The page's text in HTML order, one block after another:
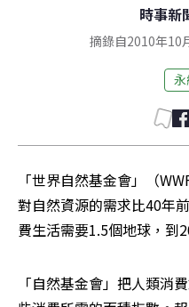
時事新
摘錄自2010年10
「世界自然基金會」（
對自然資源的需求比40年
費生活需要1.5個地球，到
「自然基金會」把人類消